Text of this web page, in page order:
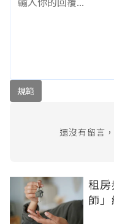
規範
還沒有留言
租
師